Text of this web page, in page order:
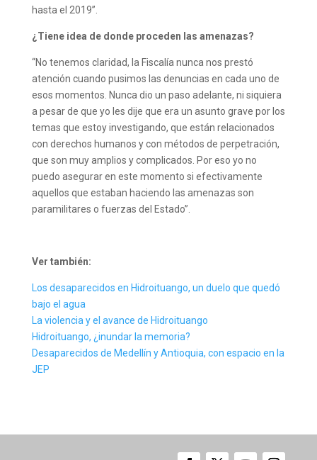
hasta el 2019”.
¿Tiene idea de donde proceden las amenazas?
“No tenemos claridad, la Fiscalía nunca nos prestó
atención cuando pusimos las denuncias en cada uno de
esos momentos. Nunca dio un paso adelante, ni siquiera
a pesar de que yo les dije que era un asunto grave por los
temas que estoy investigando, que están relacionados
con derechos humanos y con métodos de perpetración,
que son muy amplios y complicados. Por eso yo no
puedo asegurar en este momento si efectivamente
aquellos que estaban haciendo las amenazas son
paramilitares o fuerzas del Estado”.
Ver también:
Los desaparecidos en Hidroituango, un duelo que quedó
bajo el agua
La violencia y el avance de Hidroituango
Hidroituango, ¿inundar la memoria?
Desaparecidos de Medellín y Antioquia, con espacio en la
JEP